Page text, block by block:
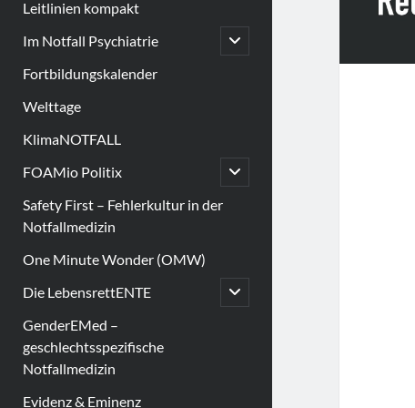
Leitlinien kompakt
Im Notfall Psychiatrie
open
child
Fortbildungskalender
Welttage
KlimaNOTFALL
FOAMio Politix
open
child
Safety First – Fehlerkultur in der
Notfallmedizin
One Minute Wonder (OMW)
Die LebensrettENTE
open
child
GenderEMed –
geschlechtsspezifische
Notfallmedizin
Evidenz & Eminenz